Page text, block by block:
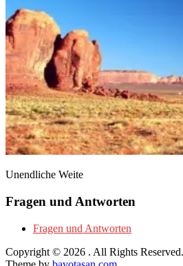
Unendliche Weite
Fragen und Antworten
Fragen und Antworten
Copyright © 2026 . All Rights Reserved.